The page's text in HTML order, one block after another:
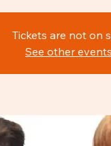
Tickets are not on
See other events